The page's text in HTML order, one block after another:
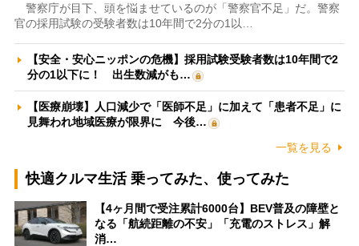
警察庁が目下、頭を悩ませているのが「警察官不足」だ。警察
官の採用試験の受験者数は10年間で2分の1以…
【安全・安心ニッポンの危機】採用試験受験者数は10年間で2
分の1以下に！ 出生数減がも…
【医療崩壊】人口減少で「医師不足」に加えて「患者不足」に
見舞われ地域医療が限界に 今後…
一覧を見る
快適クルマ生活 乗ってみた、使ってみた
【4ヶ月間で受注累計6000台】BEV普及の障壁と
なる「航続距離の不安」「充電のストレス」解
消…